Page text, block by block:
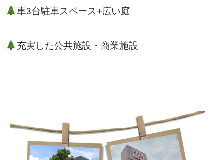
車3台駐車スペース+広い庭
充実した公共施設・商業施設